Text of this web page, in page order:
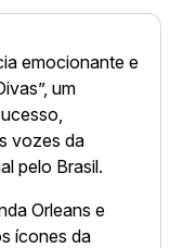
emocionante e
um
vozes da
pelo Brasil.
Orleans e
ícones da